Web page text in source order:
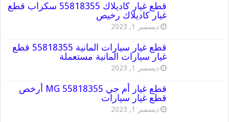
قطع غيار كاديلاك 55818355 سكراب قطع
غيار كاديلاك رخيص
ديسمبر 1, 2023
قطع غيار سيارات المانية 55818355 قطع
غيار سيارات المانية مستعملة
ديسمبر 1, 2023
قطع غيار أم جي MG 55818355 أرخص
قطع غيار سيارات
ديسمبر 1, 2023